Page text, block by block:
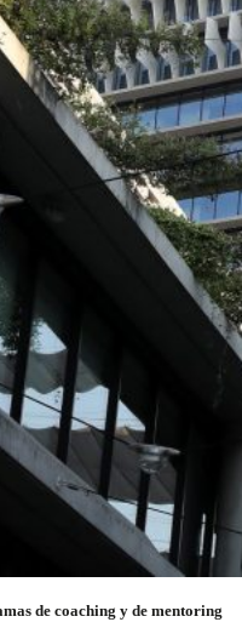
de coaching y de mentoring